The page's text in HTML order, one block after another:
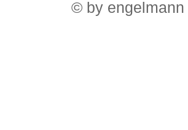
© by